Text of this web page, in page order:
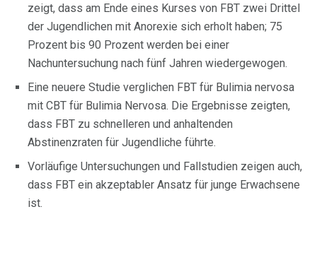
zeigt, dass am Ende eines Kurses von FBT zwei Drittel
der Jugendlichen mit Anorexie sich erholt haben; 75
Prozent bis 90 Prozent werden bei einer
Nachuntersuchung nach fünf Jahren wiedergewogen.
Eine neuere Studie verglichen FBT für Bulimia nervosa
mit CBT für Bulimia Nervosa. Die Ergebnisse zeigten,
dass FBT zu schnelleren und anhaltenden
Abstinenzraten für Jugendliche führte.
Vorläufige Untersuchungen und Fallstudien zeigen auch,
dass FBT ein akzeptabler Ansatz für junge Erwachsene
ist.